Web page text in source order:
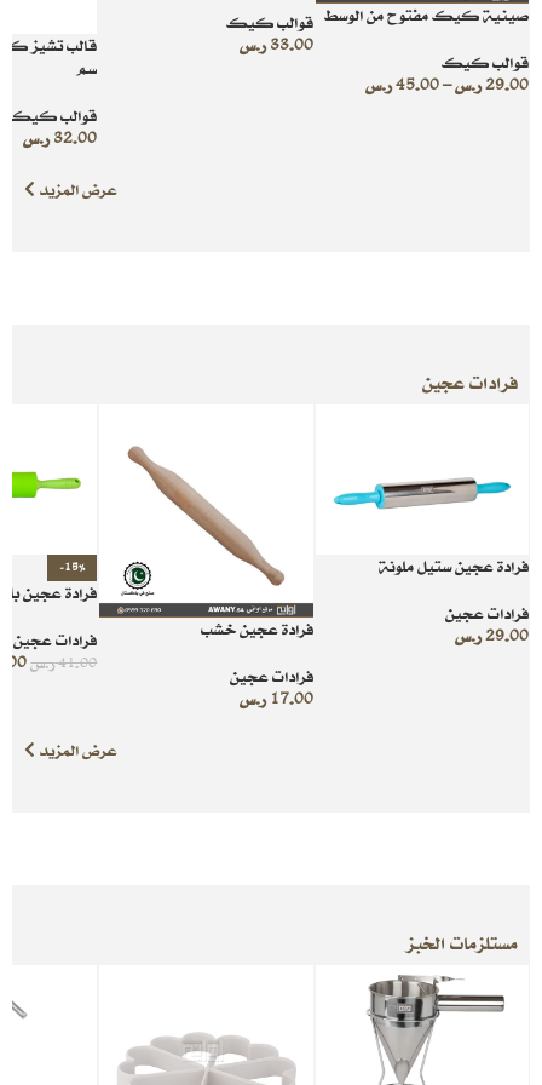
صينية كيك مفتوح من الوسط
قوالب كيك
29.00ر.س–
45.00ر.س
قوالب كيك
33.00 ر.س
سم
قوالب كيك
32.00ر.س
عرض المزيد
فرادات عجين
فرادة عجين ستيل ملونة
فرادات عجين
29.00ر.س
فرادة عجين خشب
فرادات عجين
17.00 ر.س
-15%
فرادة عجين
فرادات عجين
41.00ر.س
عرض المزيد
مستلزمات الخبز